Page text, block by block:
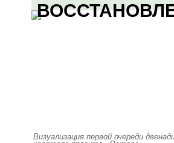
Визуализация первой очереди